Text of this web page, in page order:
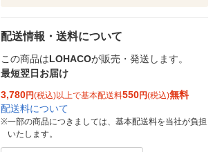
配送情報・送料について
この商品はLOHACOが販売・発送します。
最短翌日お届け
3,780円(税込)以上で基本配送料550円(税込)無料
配送料について
※一部の商品につきましては、基本配送料を当社が負担
いたします。